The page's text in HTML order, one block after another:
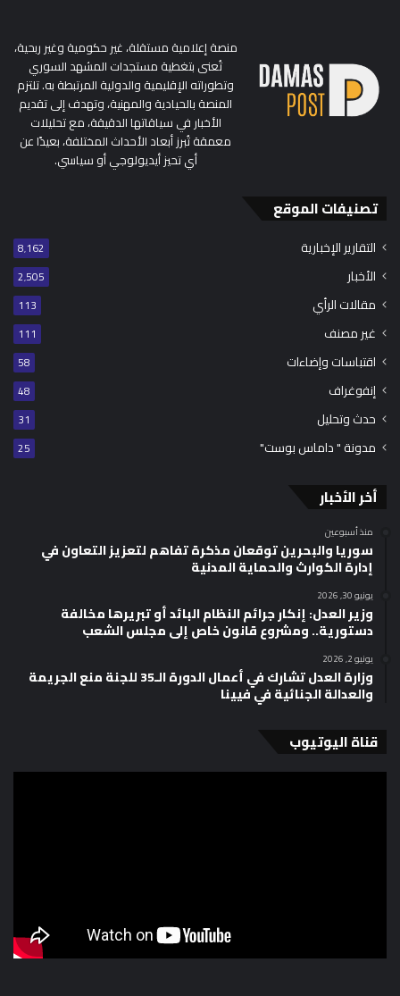
منصة إعلامية مستقلة، غير حكومية وغير ربحية،
تُعنى بتغطية مستجدات المشهد السوري
وتطوراته الإقليمية والدولية المرتبطة به. تلتزم
المنصة بالحيادية والمهنية، وتهدف إلى تقديم
الأخبار في سياقاتها الدقيقة، مع تحليلات
معمقة تُبرز أبعاد الأحداث المختلفة، بعيدًا عن
أي تحيز أيديولوجي أو سياسي.
تصنيفات الموقع
التقارير الإخبارية 8٬162
الأخبار 2٬505
مقالات الرأي 113
غير مصنف 111
اقتباسات وإضاءات 58
إنفوغراف 48
حدث وتحليل 31
مدونة " داماس بوست" 25
أخر الأخبار
منذ أسبوعين
سوريا والبحرين توقعان مذكرة تفاهم لتعزيز التعاون في
إدارة الكوارث والحماية المدنية
يونيو 30, 2026
وزير العدل: إنكار جرائم النظام البائد أو تبريرها مخالفة
دستورية.. ومشروع قانون خاص إلى مجلس الشعب
يونيو 2, 2026
وزارة العدل تشارك في أعمال الدورة الـ35 للجنة منع الجريمة
والعدالة الجنائية في فيينا
قناة اليوتيوب